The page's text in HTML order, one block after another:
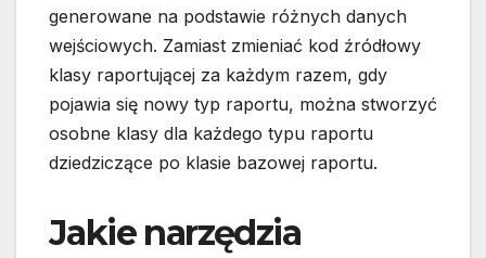
generowane na podstawie różnych danych
wejściowych. Zamiast zmieniać kod źródłowy
klasy raportującej za każdym razem, gdy
pojawia się nowy typ raportu, można stworzyć
osobne klasy dla każdego typu raportu
dziedziczące po klasie bazowej raportu.
Jakie narzędzia